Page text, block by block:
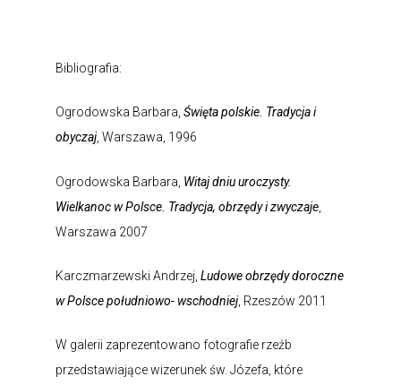
Bibliografia:
Ogrodowska Barbara,Święta polskie. Tradycja i
obyczaj, Warszawa, 1996
Ogrodowska Barbara, Witaj dniu uroczysty.
Wielkanoc w Polsce. Tradycja, obrzędy i zwyczaje
Warszawa 2007
Karczmarzewski Andrzej,Ludowe obrzędy doroczne
w Polsce południowo- wschodniej , Rzeszów 2011
W galerii zaprezentowano fotografie rzeźb
przedstawiające wizerunek św. Józefa, które